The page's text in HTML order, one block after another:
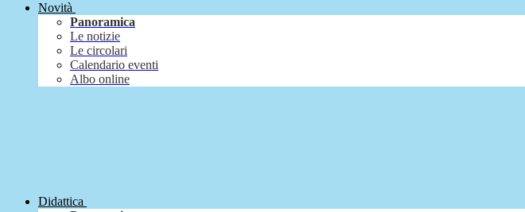
Novità
Panoramica
Le notizie
Le circolari
Calendario eventi
Albo online
Didattica